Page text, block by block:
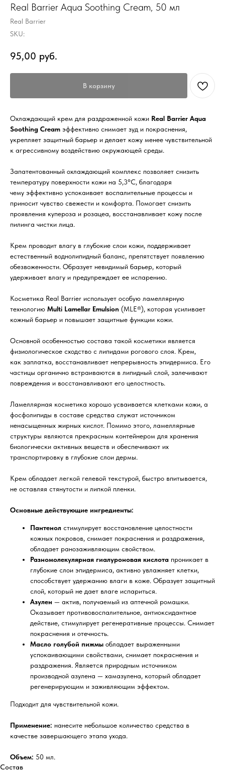
Real Barrier Aqua Soothing Cream, 50 мл
Real Barrier
SKU:
95,00 руб.
В корзину
Охлаждающий крем для раздраженной кожи Real Barrier Aqua
Soothing Cream эффективно снимает зуд и покраснения,
укрепляет защитный барьер и делает кожу менее чувствительной
к агрессивному воздействию окружающей среды.
Запатентованный охлаждающий комплекс позволяет снизить
температуру поверхности кожи на 5,3°C, благодаря
чему эффективно успокаивает воспалительные процессы и
приносит чувство свежести и комфорта. Помогает снизить
проявления купероза и розацеа, восстанавливает кожу после
пилинга чистки лица.
Крем проводит влагу в глубокие слои кожи, поддерживает
естественный воднолипидный баланс, препятствует появлению
обезвоженности. Образует невидимый барьер, который
удерживает влагу и предупреждает ее испарению.
Косметика Real Barrier использует особую ламеллярную
технологию Multi Lamellar Emulsion (MLE®), которая усиливает
кожный барьер и повышает защитные функции кожи.
Основной особенностью состава такой косметики является
физиологическое сходство с липидами рогового слоя. Крем,
как заплатка, восстанавливает непрерывность эпидермиса. Его
частицы органично встраиваются в липидный слой, залечивают
повреждения и восстанавливают его целостность.
Ламеллярная косметика хорошо усваивается клетками кожи, а
фосфолипиды в составе средства служат источником
ненасыщенных жирных кислот. Помимо этого, ламеллярные
структуры являются прекрасным контейнером для хранения
биологически активных веществ и обеспечивают их
транспортировку в глубокие слои дермы.
Крем обладает легкой гелевой текстурой, быстро впитывается,
не оставляя стянутости и липкой пленки.
Основные действующие ингредиенты:
Пантенол стимулирует восстановление целостности
кожных покровов, снимает покраснения и раздражения,
обладает ранозаживляющим свойством.
Разномолекулярная гиалуроновая кислота проникает в
глубокие слои эпидермиса, активно увлажняет клетки,
способствует удержанию влаги в коже. Образует защитный
слой, который не дает влаге испариться.
Азулен — актив, получаемый из аптечной ромашки.
Оказывает противовоспалительное, антиоксидантное
действие, стимулирует регенеративные процессы. Снимает
покраснения и отечность.
Масло голубой пижмы обладает выраженными
успокаивающими свойствами, снимает покраснения и
раздражения. Является природным источником
производной азулена — хамазулена, который обладает
регенерирующим и заживляющим эффектом.
Подходит для чувствительной кожи.
Применение: нанесите небольшое количество средства в
качестве завершающего этапа ухода.
Объем: 50 мл.
Состав